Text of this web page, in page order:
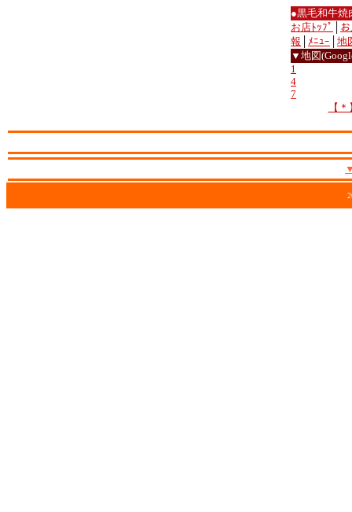
●黒毛和牛
お店ﾄｯﾌﾟ
報
ﾒﾆｭｰ
地
▼地図
1
4
7
【